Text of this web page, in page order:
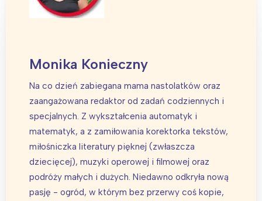
Monika Konieczny
Na co dzień zabiegana mama nastolatków oraz
zaangażowana redaktor od zadań codziennych i
specjalnych. Z wykształcenia automatyk i
matematyk, a z zamiłowania korektorka tekstów,
miłośniczka literatury pięknej (zwłaszcza
dziecięcej), muzyki operowej i filmowej oraz
podróży małych i dużych. Niedawno odkryła nową
pasję - ogród, w którym bez przerwy coś kopie,